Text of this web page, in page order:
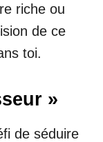
riche ou
de ce
toi.
»
de séduire